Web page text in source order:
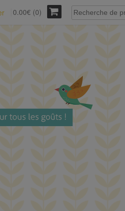
0.00€ (0)
Recherche
pour :